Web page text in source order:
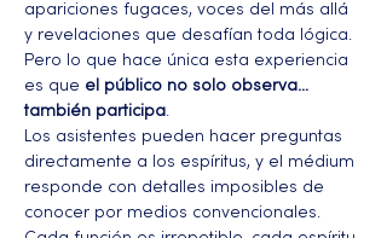
apariciones fugaces, voces del más allá
y revelaciones que desafían toda lógica.
Pero lo que hace única esta experiencia
es que el público no solo observa…
también participa
Los asistentes pueden hacer preguntas
directamente a los espíritus, y el médium
responde con detalles imposibles de
conocer por medios convencionales.